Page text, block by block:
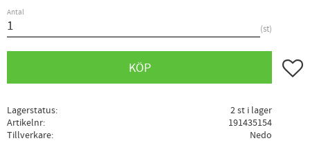
Antal
st
KÖP Lägg
Lagerstatus
2 st i lager
Artikelnr
191435154
Tillverkare
Nedo